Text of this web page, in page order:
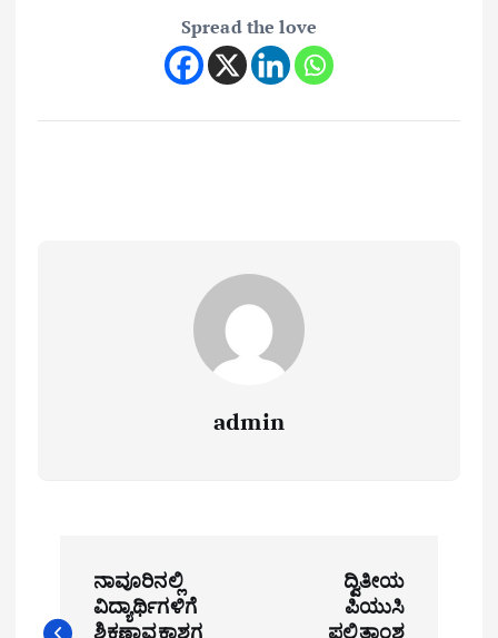
Spread the love
admin
ನಾವೂರಿನಲ್ಲಿ
ವಿದ್ಯಾರ್ಥಿಗಳಿಗೆ
ಶಿಕ್ಷಣಾವಕಾಶಗ
ದ್ವಿತೀಯ
ಪಿಯುಸಿ
ಫಲಿತಾಂಶ